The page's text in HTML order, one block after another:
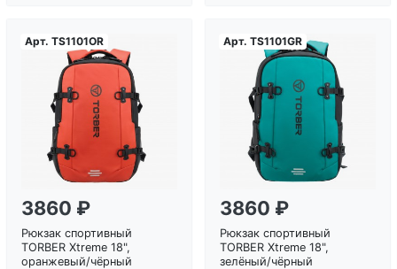
Арт. TS1101OR
Загрузка...
3860 ₽
Рюкзак спортивный
TORBER Xtreme 18",
оранжевый/чёрный
Арт. TS1101GR
Загрузка...
3860 ₽
Рюкзак спортивный
TORBER Xtreme 18",
зелёный/чёрный